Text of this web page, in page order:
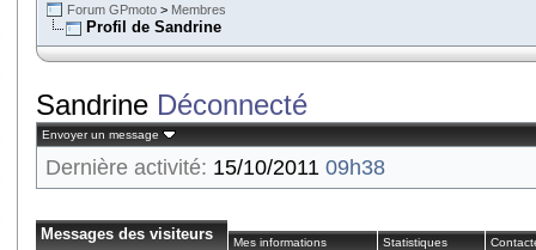
Forum GPmoto > Membres
Profil de Sandrine
Sandrine Déconnecté
Envoyer un message
Dernière activité: 15/10/2011 09h38
Messages des visiteurs Mes informations Statistiques